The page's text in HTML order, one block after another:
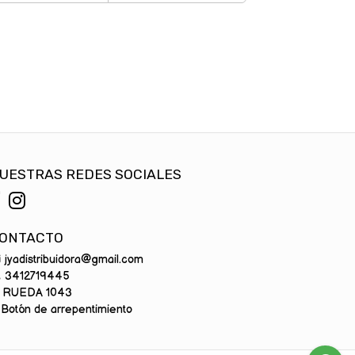
REDES SOCIALES
jyadistribuidora@gmail.com
3412719445
RUEDA 1043
de arrepentimiento